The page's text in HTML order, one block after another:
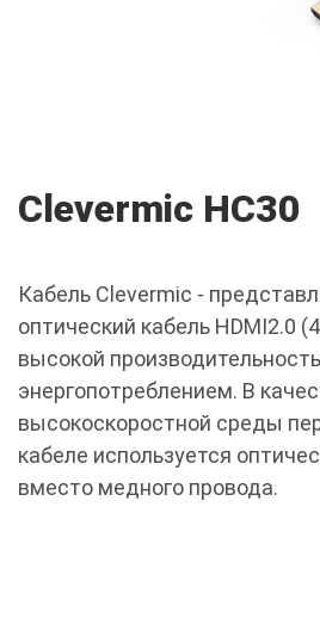
Clevermic HC30
Кабель Clevermic -
оптический кабель HDMI2.0
высокой
энергопотреблением. В
высокоскоростной среды
кабеле используется
вместо медного провода.